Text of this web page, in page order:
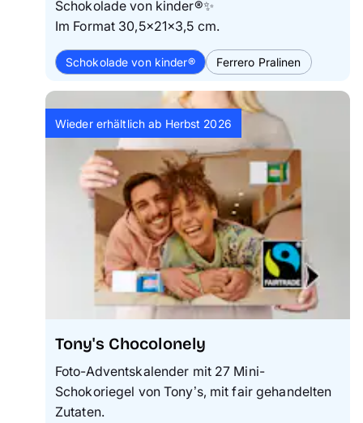
Schokolade von kinder®✨
Im Format 30,5×21×3,5 cm.
Schokolade von kinder® Ferrero Pralinen
Wieder erhältlich ab Herbst 2026
Tony's Chocolonely
Foto-Adventskalender mit 27 Mini-
Schokoriegel von Tony’s, mit fair gehandelten
Zutaten.